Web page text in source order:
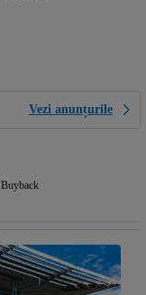
Vezi anunțurile
Buyback